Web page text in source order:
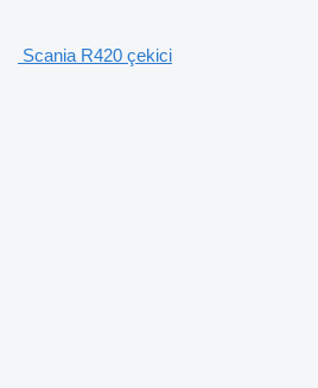
Scania R420 çekici